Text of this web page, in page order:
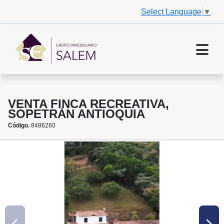
Select Language ▼
VENTA FINCA RECREATIVA,
SOPETRÁN ANTIOQUIA
Código. 8486260